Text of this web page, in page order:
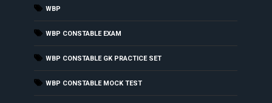
WBP
WBP CONSTABLE EXAM
WBP CONSTABLE GK PRACTICE SET
WBP CONSTABLE MOCK TEST